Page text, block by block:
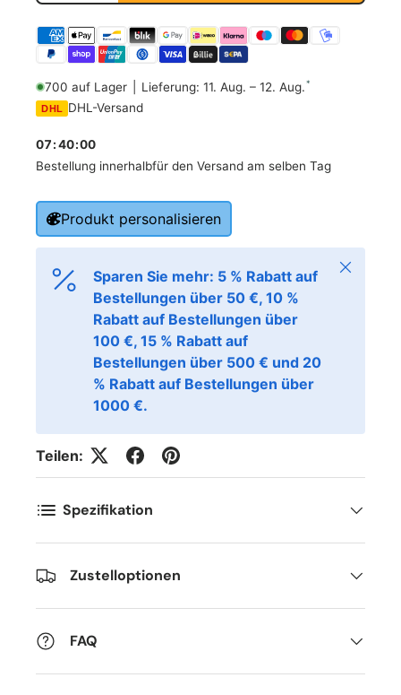
700 auf Lager Lieferung: 11. Aug. – 12. Aug.*
DHL DHL-Versand
Bestellung innerhalb
07:39:59
für den Versand am selben Tag
Produkt personalisieren
Sparen Sie mehr: 5 % Rabatt auf
Bestellungen über 50 €, 10 %
Rabatt auf Bestellungen über
100 €, 15 % Rabatt auf
Bestellungen über 500 € und 20
% Rabatt auf Bestellungen über
1000 €.
Schließen
Teilen:
Spezifikation
Zustelloptionen
FAQ